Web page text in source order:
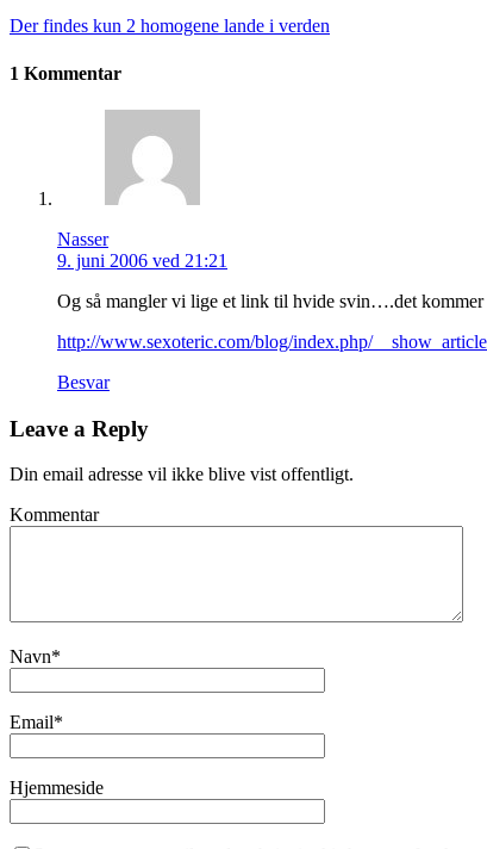
Der findes kun 2 homogene lande i verden
1 Kommentar
Nasser
9. juni 2006 ved 21:21
Og så mangler vi lige et link til hvide svin….det kommer
http://www.sexoteric.com/blog/index.php/
Besvar
Leave a Reply
Din email adresse vil ikke blive vist offentligt.
Kommentar
Navn*
Email*
Hjemmeside